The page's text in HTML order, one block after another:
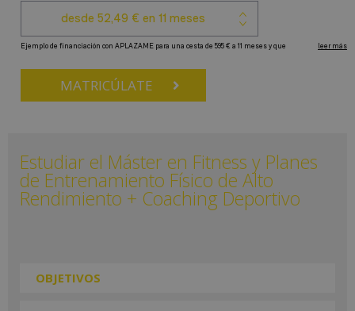
MATRICÚLATE
Estudiar el Máster en Fitness y Planes
de Entrenamiento Físico de Alto
Rendimiento + Coaching Deportivo
OBJETIVOS